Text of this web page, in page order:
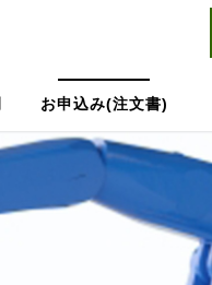
お申込み(注文書)